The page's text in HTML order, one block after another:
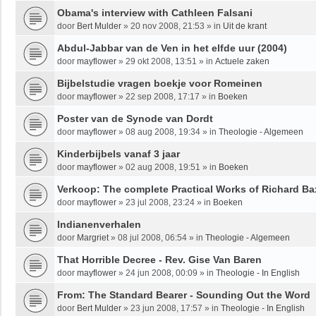
Obama's interview with Cathleen Falsani
door Bert Mulder » 20 nov 2008, 21:53 » in Uit de krant
Abdul-Jabbar van de Ven in het elfde uur (2004)
door mayflower » 29 okt 2008, 13:51 » in Actuele zaken
Bijbelstudie vragen boekje voor Romeinen
door mayflower » 22 sep 2008, 17:17 » in Boeken
Poster van de Synode van Dordt
door mayflower » 08 aug 2008, 19:34 » in Theologie - Algemeen
Kinderbijbels vanaf 3 jaar
door mayflower » 02 aug 2008, 19:51 » in Boeken
Verkoop: The complete Practical Works of Richard
door mayflower » 23 jul 2008, 23:24 » in Boeken
Indianenverhalen
door Margriet» 08 jul 2008, 06:54 » in Theologie - Algemeen
That Horrible Decree - Rev. Gise Van Baren
door mayflower » 24 jun 2008, 00:09 » in Theologie - In English
From: The Standard Bearer - Sounding Out the Word
door Bert Mulder » 23 jun 2008, 17:57 » in Theologie - In English